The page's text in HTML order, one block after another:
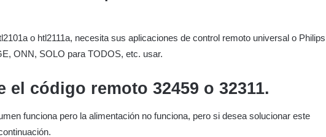
o htl2111a, necesita sus aplicaciones de control remoto universal o Philips
ONN, SOLO para TODOS, etc. usar.
el código remoto 32459 o 32311.
funciona pero la alimentación no funciona, pero si desea solucionar este